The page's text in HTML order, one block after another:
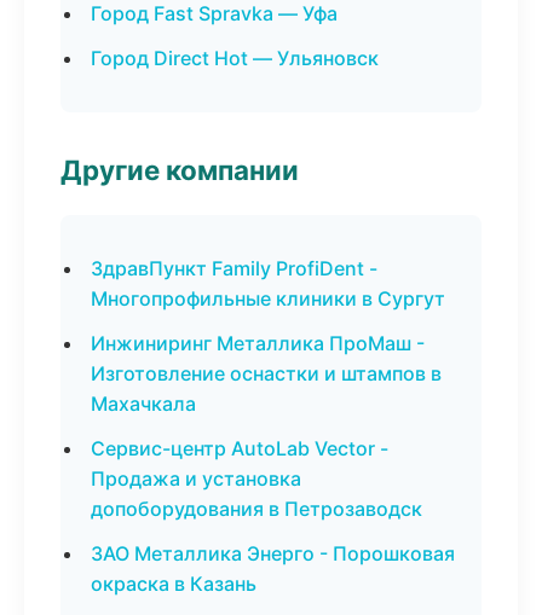
Город Fast Spravka — Уфа
Город Direct Hot — Ульяновск
Другие компании
ЗдравПункт Family ProfiDent -
Многопрофильные клиники в Сургут
Инжиниринг Металлика ПроМаш -
Изготовление оснастки и штампов в
Махачкала
Сервис-центр AutoLab Vector -
Продажа и установка
допоборудования в Петрозаводск
ЗАО Металлика Энерго - Порошковая
окраска в Казань